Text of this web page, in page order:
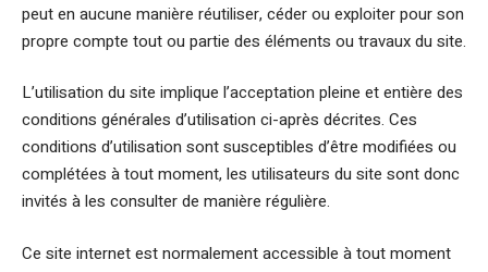
peut en aucune manière réutiliser, céder ou exploiter pour son
propre compte tout ou partie des éléments ou travaux du site.
L’utilisation du site implique l’acceptation pleine et entière des
conditions générales d’utilisation ci-après décrites. Ces
conditions d’utilisation sont susceptibles d’être modifiées ou
complétées à tout moment, les utilisateurs du site sont donc
invités à les consulter de manière régulière.
Ce site internet est normalement accessible à tout moment